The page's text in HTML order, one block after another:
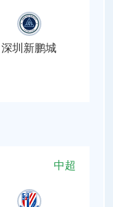
深圳新鹏城
中超